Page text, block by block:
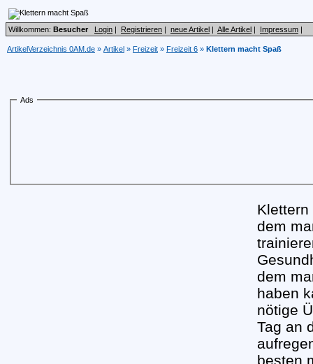
Willkommen: Besucher Login | Registrieren | neue Artikel | Alle Artikel | Impressum |
ArtikelVerzeichnis 0AM.de » Artikel » Freizeit » Freizeit 6 » Klettern macht Spaß
Ads
dem
dem
haben
nötige
Tag an
besten